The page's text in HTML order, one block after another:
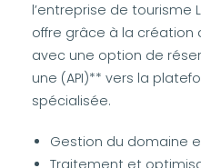
l’entreprise de tourisme
offre grâce à la création
avec une option de
une (API)** vers la
spécialisée.
Gestion du domaine
Traitement et